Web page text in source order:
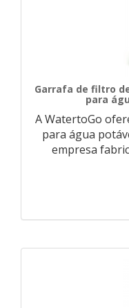
Garrafa de filtro
para
A WatertoGo
para água
empresa